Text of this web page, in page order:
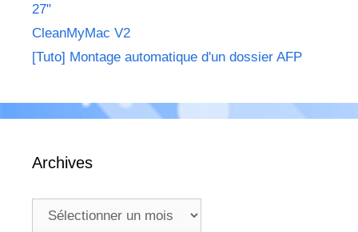
27"
CleanMyMac V2
[Tuto] Montage automatique d'un dossier AFP
Archives
Archives